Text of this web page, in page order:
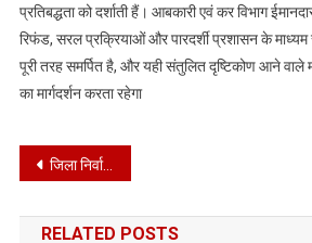
प्रतिबद्धता को दर्शाती हैं। आबकारी एवं कर विभाग
रिफंड, सरल प्रक्रियाओं और पारदर्शी प्रशासन के
पूरी तरह समर्पित है, और यही संतुलित दृष्टिकोण आने वाले
का मार्गदर्शन करता रहेगा
Post
navigation
जिला निर्वाचन अधिकारी ने एस.आई.आर की प्रगति का लिया जायजा
RELATED POSTS